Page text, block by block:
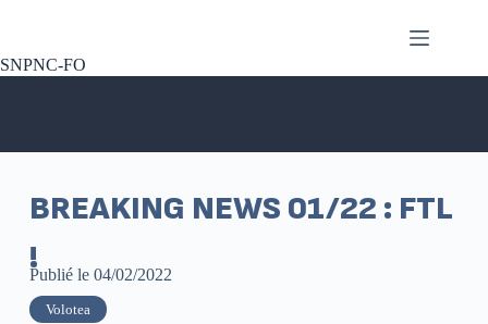
SNPNC-FO
BREAKING NEWS 01/22 : FTL
!
Publié le 04/02/2022
Volotea